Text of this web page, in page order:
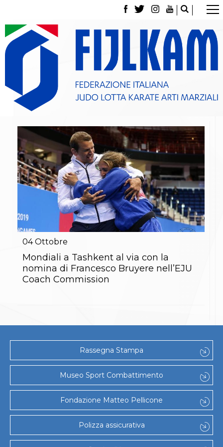
La Federazione
Tesseramento
Contatti
Norme e modulistica Affiliazioni e Tesseramenti
Classifica Società Sportive con più di 100 atleti
tesserati
Gare e Risultati
Archivio eventi
Dove siamo
Media
Partners
Trasparenza
Judo
La disciplina
News
Attività Didattica
Gare e Risultati
Albi Federali
Lotta
La disciplina
News
Gare e Risultati
La disciplina
Gare e Risultati
Attività Didattica
Albi Federali
Arti marziali
Aikido
Ju Jitsu
Sumo
Capoeira
Grappling
BJJ
Pancrazio/Pankration
04 Ottobre
Mondiali a Tashkent al via con la
nomina di Francesco Bruyere nell’EJU
Coach Commission
Rassegna Stampa
Museo Sport Combattimento
Fondazione Matteo Pellicone
Polizza assicurativa